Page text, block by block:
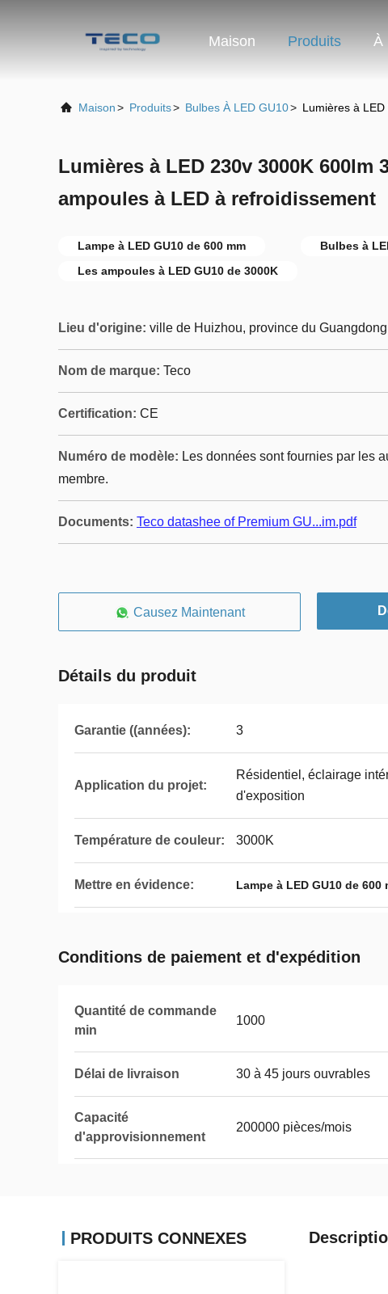
Maison Produits À
Maison> Produits> Bulbes À LED GU10> Lumières à
Lumières à LED 230v 3000K 600lm
ampoules à LED à refroidissement
Lampe à LED GU10 de 600 mm
Bulbes à
Les ampoules à LED GU10 de 3000K
Lieu d'origine: ville de Huizhou, province du
Nom de marque: Teco
Certification: CE
Numéro de modèle: Les données sont fournies par les
membre.
Documents: Teco datashee of Premium GU...im.pdf
Causez Maintenant
Détails du produit
Garantie ((années): 3
Application du projet:
Résidentiel, éclairage
d'exposition
Température de couleur: 3000K
Mettre en évidence: Lampe à LED GU10 de 600
Conditions de paiement et d'expédition
Quantité de commande
min
1000
Délai de livraison 30 à 45 jours ouvrables
Capacité
d'approvisionnement
200000 pièces/mois
PRODUITS CONNEXES